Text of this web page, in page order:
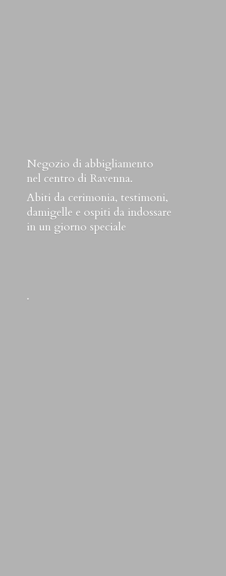
Negozio di abbigliamento
nel centro di Ravenna.
Abiti da cerimonia, testimoni,
damigelle e ospiti da indossare
in un giorno speciale
.